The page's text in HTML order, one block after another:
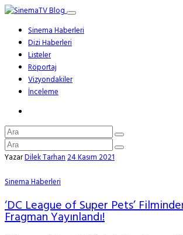
Sinema Haberleri
Dizi Haberleri
Listeler
Röportaj
Vizyondakiler
İnceleme
YazarDilek Tarhan24 Kasım 2021
Sinema Haberleri
‘DC League of Super Pets’
Fragman Yayınlandı!